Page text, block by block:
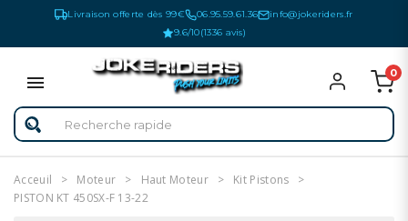
Livraison offerte dès 99€ 06.95.59.61.36
info@jokeriders.fr
9.6/10(1336 avis)
0
Acceuil Moteur Haut Moteur
Kit Pistons
PISTON KT 450SX-F 13-22